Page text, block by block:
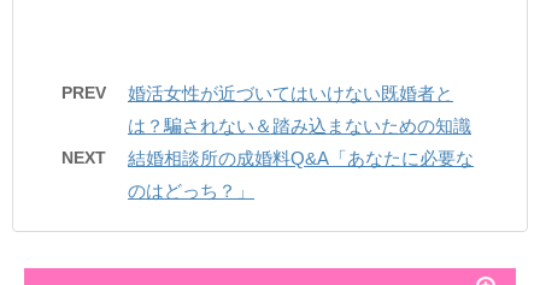
PREV
婚活女性が近づいてはいけない既婚者と
は？騙されない＆踏み込まないための知識
NEXT
結婚相談所の成婚料Q&A「あなたに必要な
のはどっち？」